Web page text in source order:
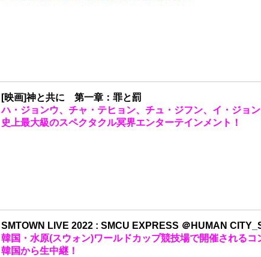
[映画]神と共に 第一章：罪と罰
ハ・ジョンウ、チャ・テヒョン、チュ・ジフン、イ・ジョ
史上最大級のスペクタクル冥界エンターテインメント！
SMTOWN LIVE 2022 : SMCU EXPRESS ＠HUMAN
韓国・水原(スウォン)ワールドカップ競技場で開催されるコ
韓国から生中継！